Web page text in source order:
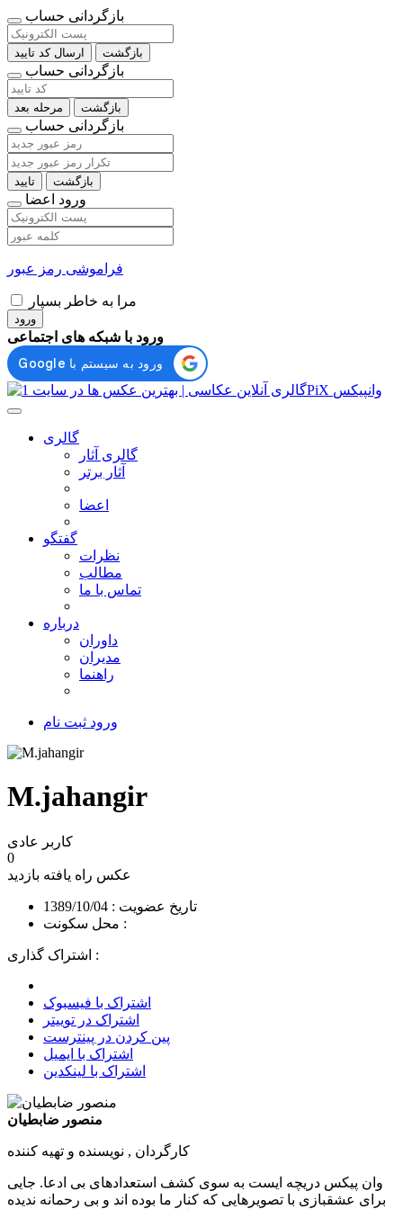
بازگردانی حساب
ارسال کد تایید بازگشت
بازگردانی حساب
مرحله بعد بازگشت
بازگردانی حساب
تایید بازگشت
ورود اعضا
فراموشی رمز عبور
مرا به خاطر بسپار
ورود
ورود با شبکه های اجتماعی
گالری
گالری آثار
آثار برتر
اعضا
گفتگو
نظرات
مطالب
تماس با ما
درباره
داوران
مدیران
راهنما
ورود ثبت نام
M.jahangir
کاربر عادی
0
عکس راه یافته بازدید
تاریخ عضویت : 1389/10/04
محل سکونت :
اشتراک گذاری :
اشتراک با فیسبوک
اشتراک در توییتر
پین کردن در پینترست
اشتراک با ایمیل
اشتراک با لینکدین
منصور ضابطیان
کارگردان , نویسنده و تهیه کننده
وان پیکس دریچه ایست به سوی کشف استعدادهای بی ادعا. جایی
برای عشقبازی با تصویرهایی که کنار ما بوده اند و بی رحمانه ندیده